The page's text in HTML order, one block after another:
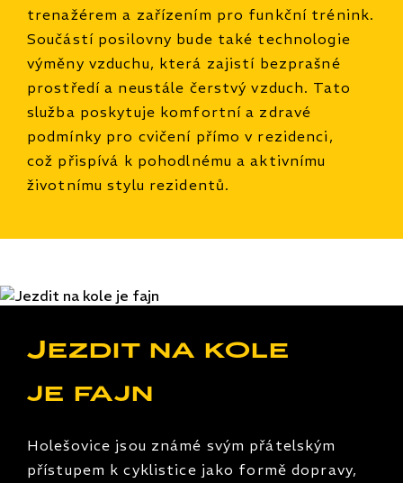
trenažérem a zařízením pro funkční trénink.
Součástí posilovny bude také technologie
výměny vzduchu, která zajistí bezprašné
prostředí a neustále čerstvý vzduch. Tato
služba poskytuje komfortní a zdravé
podmínky pro cvičení přímo v rezidenci,
což přispívá k pohodlnému a aktivnímu
životnímu stylu rezidentů.
Jezdit na kole
je fajn
Holešovice jsou známé svým přátelským
přístupem k cyklistice jako formě dopravy,